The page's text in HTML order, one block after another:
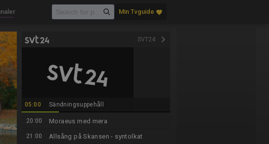
Min Tvguide favorite
SVT24 keyboard_arrow_right
05:00 Sändningsuppehåll
20:00 Moraeus med mera
21:00 Allsång på Skansen - syntolkat